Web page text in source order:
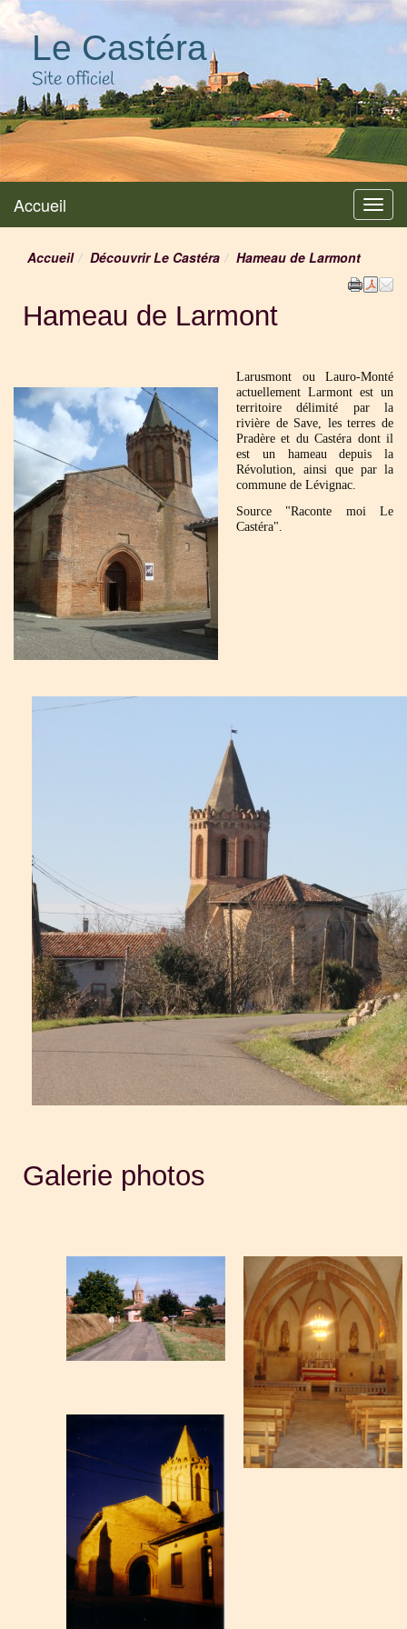
Le Castéra
Site officiel
Menu
Accueil
Accueil Découvrir Le Castéra Hameau de Larmont
Hameau de Larmont
Larusmont ou Lauro-Monté
actuellement Larmont est un
territoire délimité par la
rivière de Save, les terres de
Pradère et du Castéra dont il
est un hameau depuis la
Révolution, ainsi que par la
commune de Lévignac.
Source "Raconte moi Le
Castéra".
Galerie photos